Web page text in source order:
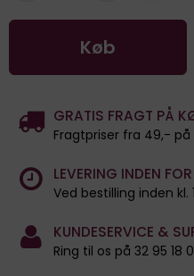
Køb
GRATIS FRAGT PÅ
Fragtpriser fra 49,-
LEVERING INDEN
Ved bestilling inden kl.
KUNDESERVICE &
Ring til os på 32 95 18